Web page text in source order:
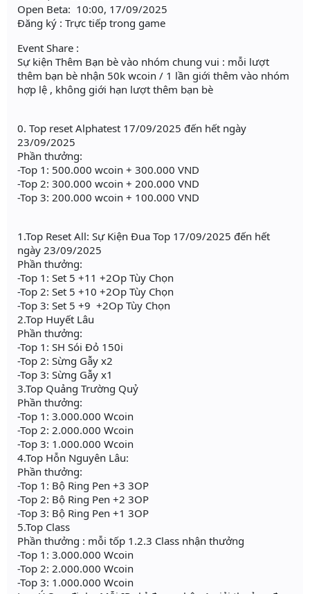
Open Beta: 10:00, 17/09/2025
Đăng ký : Trực tiếp trong game
Event Share :
Sự kiện Thêm Bạn bè vào nhóm chung vui : mỗi lượt
thêm bạn bè nhận 50k wcoin / 1 lần giới thêm vào nhóm
hợp lệ , không giới hạn lượt thêm bạn bè
0. Top reset Alphatest 17/09/2025 đến hết ngày
23/09/2025
Phần thưởng:
-Top 1: 500.000 wcoin + 300.000 VND
-Top 2: 300.000 wcoin + 200.000 VND
-Top 3: 200.000 wcoin + 100.000 VND
1.Top Reset All: Sự Kiện Đua Top 17/09/2025 đến hết
ngày 23/09/2025
Phần thưởng:
-Top 1: Set 5 +11 +2Op Tùy Chọn
-Top 2: Set 5 +10 +2Op Tùy Chọn
-Top 3: Set 5 +9 +2Op Tùy Chọn
2.Top Huyết Lâu
Phần thưởng:
-Top 1: SH Sói Đỏ 150i
-Top 2: Sừng Gẫy x2
-Top 3: Sừng Gẫy x1
3.Top Quảng Trường Quỷ
Phần thưởng:
-Top 1: 3.000.000 Wcoin
-Top 2: 2.000.000 Wcoin
-Top 3: 1.000.000 Wcoin
4.Top Hỗn Nguyên Lâu:
Phần thưởng:
-Top 1: Bộ Ring Pen +3 3OP
-Top 2: Bộ Ring Pen +2 3OP
-Top 3: Bộ Ring Pen +1 3OP
5.Top Class
Phần thưởng : mỗi tốp 1.2.3 Class nhận thưởng
-Top 1: 3.000.000 Wcoin
-Top 2: 2.000.000 Wcoin
-Top 3: 1.000.000 Wcoin